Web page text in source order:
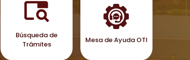
Búsqueda de
Trámites
Mesa de Ayuda OTI